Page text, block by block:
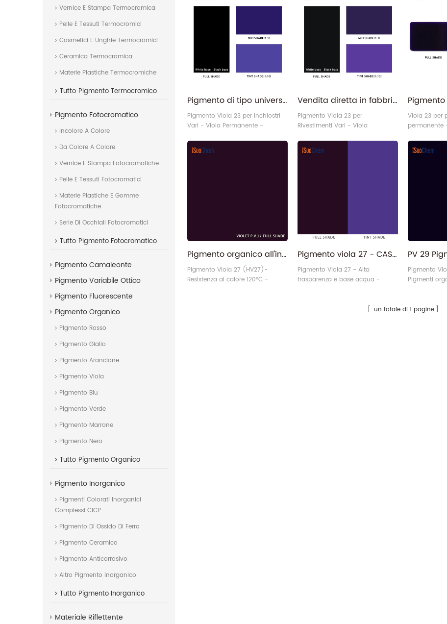
Vernice E Stampa Termocromica
Pelle E Tessuti Termocromici
Cosmetici E Unghie Termocromici
Ceramica Termocromica
Materie Plastiche Termocromiche
Tutto Pigmento Termocromico
Pigmento Fotocromatico
Incolore A Colore
Da Colore A Colore
Vernice E Stampa Fotocromatiche
Pelle E Tessuti Fotocromatici
Materie Plastiche E Gomme
Fotocromatiche
Serie Di Occhiali Fotocromatici
Tutto Pigmento Fotocromatico
Pigmento Camaleonte
Pigmento Variabile Ottico
Pigmento Fluorescente
Pigmento Organico
Pigmento Rosso
Pigmento Giallo
Pigmento Arancione
Pigmento Viola
Pigmento Blu
Pigmento Verde
Pigmento Marrone
Pigmento Nero
Tutto Pigmento Organico
Pigmento Inorganico
Pigmenti Colorati Inorganici
Complessi CICP
Pigmento Di Ossido Di Ferro
Pigmento Ceramico
Pigmento Anticorrosivo
Altro Pigmento Inorganico
Tutto Pigmento Inorganico
Materiale Riflettente
Pigmento di tipo universale Viola 23 per inchiostri serigrafici offset Flexo UV
Pigmento Viola 23 per Inchiostri
Vari - Viola Permanente -
Vendita diretta in fabbrica Pigmento organico Viola 23 per rivestimenti
Pigmento Viola 23 per
Rivestimenti Vari - Viola
Viola 23 per
permanente
Pigmento organico all'ingrosso PV.27 Pigmento viola 27 per la stampa tessile
Pigmento Viola 27 (HV27)-
Resistenza al calore 120°C -
Pigmento viola 27 - CAS 12237-62-6 Pigmento organico viola cristallo PV27
Pigmento Viola 27 - Alta
trasparenza e base acqua -
Pigmento
Pigmenti
un totale di 1 pagine